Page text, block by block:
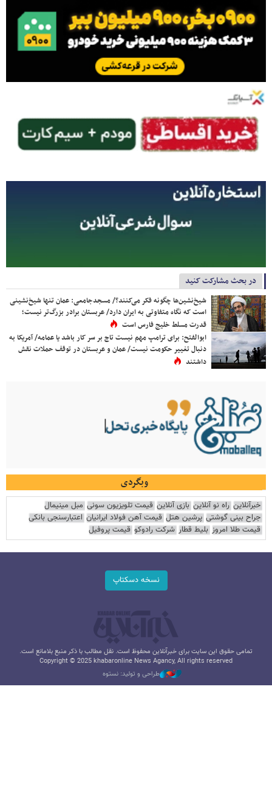
در بحث مشارکت کنید
شیخ‌نشین‌ها چگونه فکر می‌کنند؟/ مسجدجامعی: عمان تنها شیخ‌نشینی
است که نگاه متفاوتی به ایران دارد/ عربستان برادر بزرگ‌تر نیست؛
قدرت مسلط خلیج فارس است
ابوالفتح: برای ترامپ مهم نیست تاج بر سر کار باشد یا عمامه/ آمریکا به
دنبال تغییر حکومت نیست/ عمان و عربستان در توقف حملات نقش
داشتند
وبگردی
خبرآنلاین راه نو آنلاین بازی آنلاین قیمت تلویزیون سونی مبل مینیمال
جراح بینی گوشتی پرشین هتل قیمت آهن فولاد ایرانیان اعتبارسنجی بانکی
قیمت طلا امروز بلیط قطار شرکت رادوکو قیمت پروفیل
نسخه دسکتاپ
تمامی حقوق این سایت برای خبرآنلاین محفوظ است. نقل مطالب با ذکر منبع بلامانع است.
Copyright © 2025 khabaronline News Agancy, All rights reserved
طراحی و تولید: نستوه